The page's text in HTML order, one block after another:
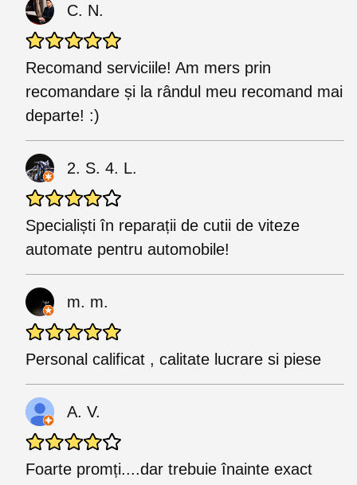
C. N.
Recomand serviciile! Am mers prin
recomandare și la rândul meu recomand mai
departe! :)
2. S. 4. L.
Specialiști în reparații de cutii de viteze
automate pentru automobile!
m. m.
Personal calificat , calitate lucrare si piese
A. V.
Foarte promți....dar trebuie înainte exact